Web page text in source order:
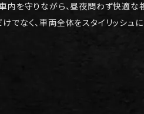
内を守りながら、昼夜問わず快適な
でなく、車両全体をスタイリッシュに